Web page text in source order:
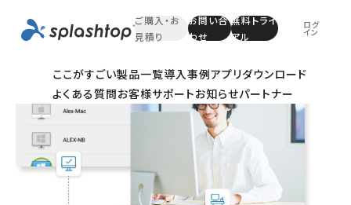
ご購入・お
見積り
お問い合
わせ
無料トライ
アル
ログ
イン
ここがすごい製品一覧導入事例アプリダウンロード
よくある質問お客様サポートお知らせパートナー